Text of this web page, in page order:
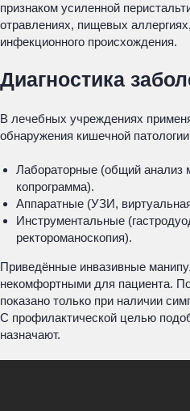
признаком усиленной
отравлениях, пищевых
инфекционного происхождения.
Диагностика
В лечебных учреждениях
обнаружения кишечной
Лабораторные (общий анализ
копрограмма).
Аппаратные (УЗИ,
Инструментальные
ректороманоскопия).
Приведённые инвазивные
некомфортными для пациента.
показано только при наличии
С профилактической целью
назначают.